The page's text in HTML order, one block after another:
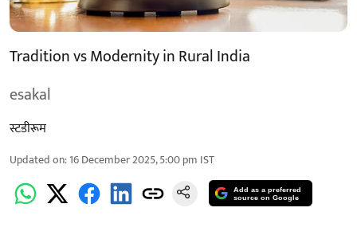
Tradition vs Modernity in Rural India
esakal
स्टडीरूम
Updated on:16 December 2025, 5:00 pm IST
Add as a preferred
source on Google